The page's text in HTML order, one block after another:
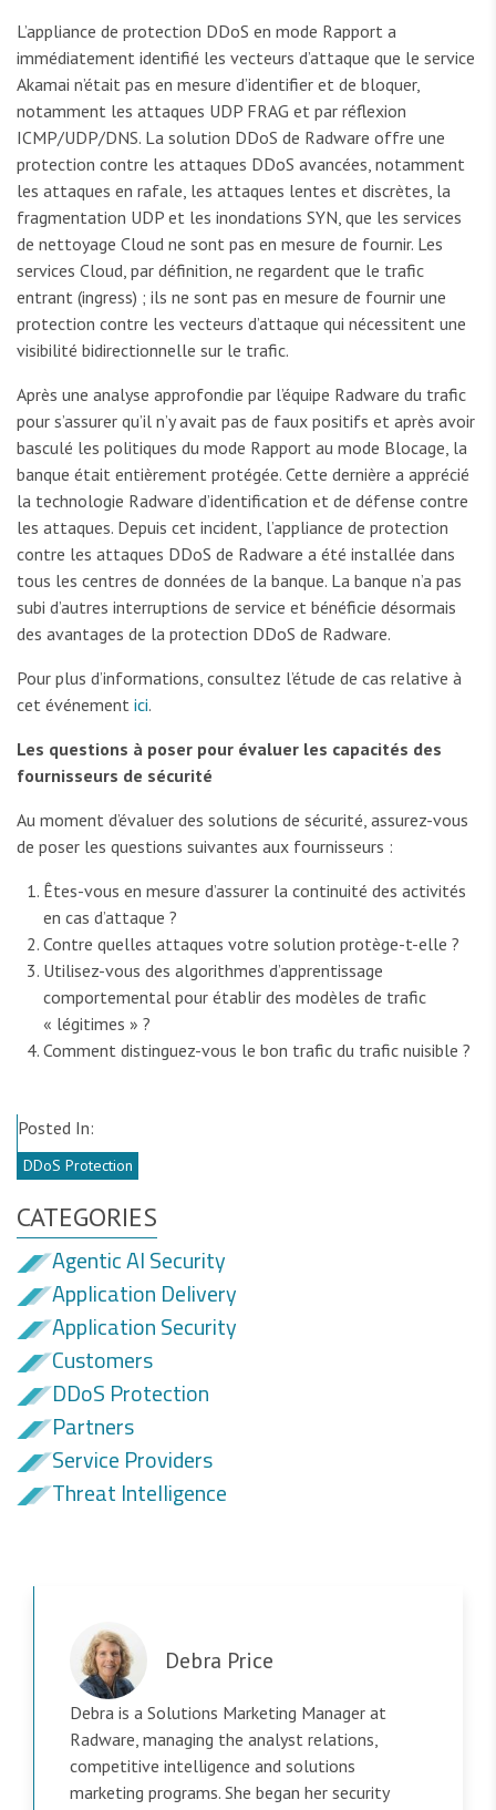
L’appliance de protection DDoS en mode Rapport a
immédiatement identifié les vecteurs d’attaque que le service
Akamai n’était pas en mesure d’identifier et de bloquer,
notamment les attaques UDP FRAG et par réflexion
ICMP/UDP/DNS. La solution DDoS de Radware offre une
protection contre les attaques DDoS avancées, notamment
les attaques en rafale, les attaques lentes et discrètes, la
fragmentation UDP et les inondations SYN, que les services
de nettoyage Cloud ne sont pas en mesure de fournir. Les
services Cloud, par définition, ne regardent que le trafic
entrant (ingress) ; ils ne sont pas en mesure de fournir une
protection contre les vecteurs d’attaque qui nécessitent une
visibilité bidirectionnelle sur le trafic.
Après une analyse approfondie par l’équipe Radware du trafic
pour s’assurer qu’il n’y avait pas de faux positifs et après avoir
basculé les politiques du mode Rapport au mode Blocage, la
banque était entièrement protégée. Cette dernière a apprécié
la technologie Radware d’identification et de défense contre
les attaques. Depuis cet incident, l’appliance de protection
contre les attaques DDoS de Radware a été installée dans
tous les centres de données de la banque. La banque n’a pas
subi d’autres interruptions de service et bénéficie désormais
des avantages de la protection DDoS de Radware.
Pour plus d’informations, consultez l’étude de cas relative à
cet événement ici.
Les questions à poser pour évaluer les capacités des
fournisseurs de sécurité
Au moment d’évaluer des solutions de sécurité, assurez-vous
de poser les questions suivantes aux fournisseurs :
Êtes-vous en mesure d’assurer la continuité des activités
en cas d’attaque ?
Contre quelles attaques votre solution protège-t-elle ?
Utilisez-vous des algorithmes d’apprentissage
comportemental pour établir des modèles de trafic
« légitimes » ?
Comment distinguez-vous le bon trafic du trafic nuisible ?
Posted In:
DDoS Protection
CATEGORIES
Agentic AI Security
Application Delivery
Application Security
Customers
DDoS Protection
Partners
Service Providers
Threat Intelligence
Debra Price
Debra is a Solutions Marketing Manager at
Radware, managing the analyst relations,
competitive intelligence and solutions
marketing programs. She began her security